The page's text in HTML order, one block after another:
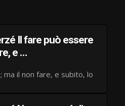
Il fare può essere
e …